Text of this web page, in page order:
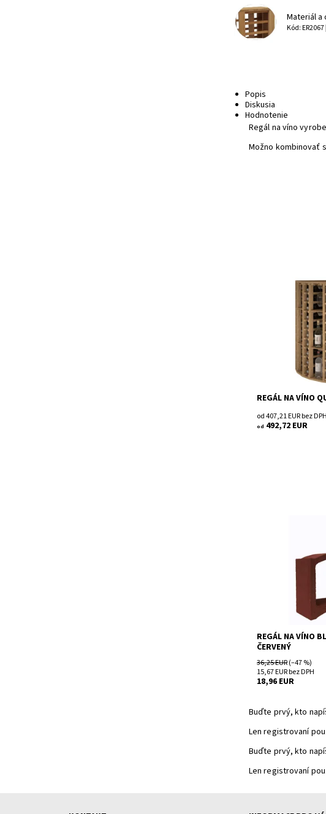
Materiál a
Kód: ER2067 |
Popis
Diskusia
Hodnotenie
Regál na víno
Možno kombinovať
Drevený regál na
Dostupnosť:
Do
2
REGÁL NA VÍNO
od 407,21 EUR bez DPH
od 492,72 EUR
Dostupnosť:
TR2
2
REGÁL NA VÍNO
ČERVENÝ
36,25 EUR(–47 %)
15,67 EUR bez DPH
18,96 EUR
Buďte prvý, kto
Len registrovaní
Buďte prvý, kto
Len registrovaní